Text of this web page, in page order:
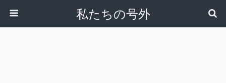
私たちの号外